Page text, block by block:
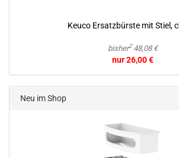
Keuco Er­satz­bürs­te mit Stiel,
bisher248,08 €
nur 26,00 €
Neu im Shop